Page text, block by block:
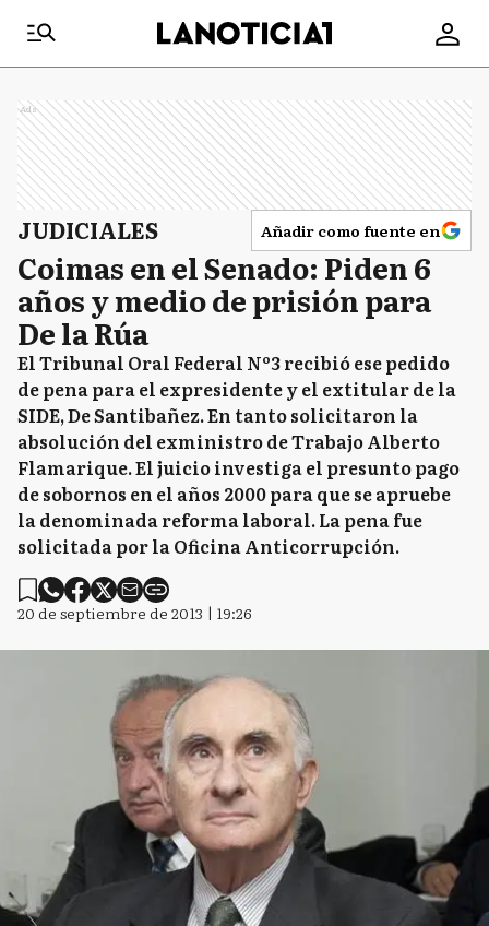
Ads
JUDICIALES Añadir como fuente en
Coimas en el Senado: Piden 6
años y medio de prisión para
De la Rúa
El Tribunal Oral Federal Nº3 recibió ese pedido
de pena para el expresidente y el extitular de la
SIDE, De Santibañez. En tanto solicitaron la
absolución del exministro de Trabajo Alberto
Flamarique. El juicio investiga el presunto pago
de sobornos en el años 2000 para que se apruebe
la denominada reforma laboral. La pena fue
solicitada por la Oficina Anticorrupción.
20 de septiembre de 2013 | 19:26